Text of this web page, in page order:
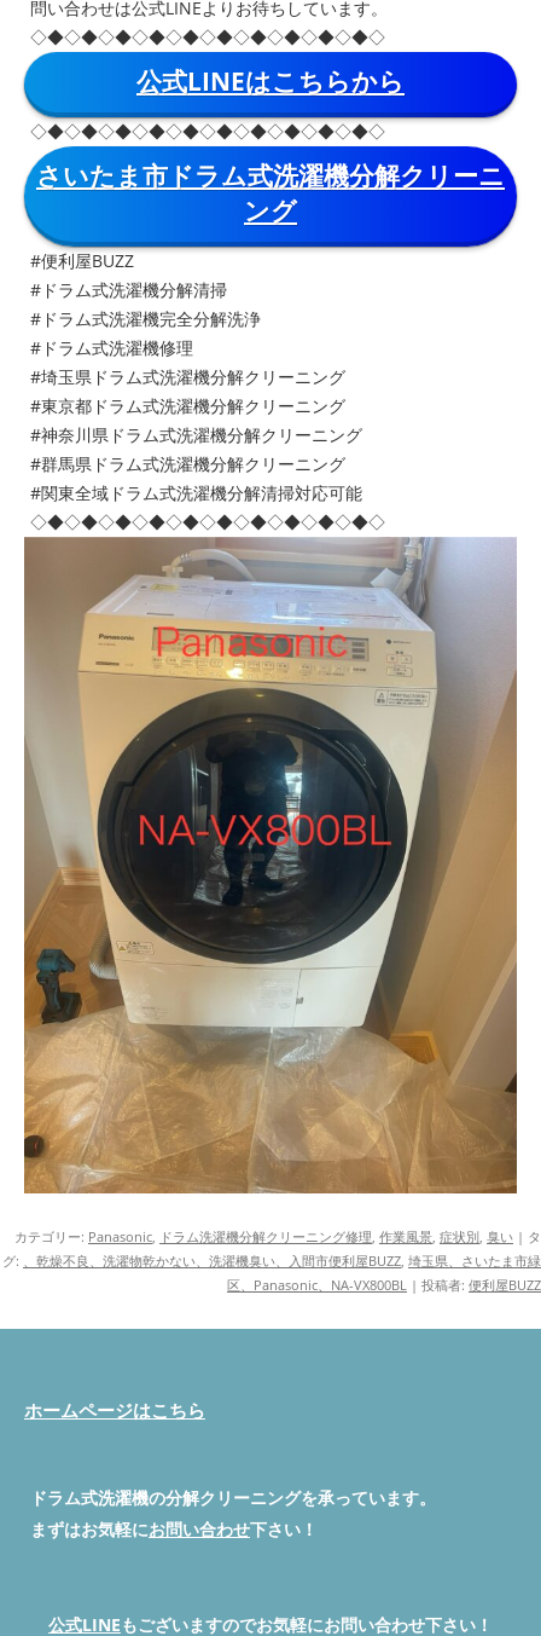
問い合わせは公式LINEよりお待ちしています。
◇◆◇◆◇◆◇◆◇◆◇◆◇◆◇◆◇◆◇◆◇
公式LINEはこちらから
◇◆◇◆◇◆◇◆◇◆◇◆◇◆◇◆◇◆◇◆◇
さいたま市ドラム式洗濯機分解クリーニ
ング
#便利屋BUZZ
#ドラム式洗濯機分解清掃
#ドラム式洗濯機完全分解洗浄
#ドラム式洗濯機修理
#埼玉県ドラム式洗濯機分解クリーニング
#東京都ドラム式洗濯機分解クリーニング
#神奈川県ドラム式洗濯機分解クリーニング
#群馬県ドラム式洗濯機分解クリーニング
#関東全域ドラム式洗濯機分解清掃対応可能
◇◆◇◆◇◆◇◆◇◆◇◆◇◆◇◆◇◆◇◆◇
カテゴリー: Panasonic, ドラム洗濯機分解クリーニング修理, 作業風景, 症状別, 臭い | タ
グ: 、乾燥不良、洗濯物乾かない、洗濯機臭い、入間市便利屋BUZZ, 埼玉県、さいたま市緑
区、Panasonic、NA-VX800BL | 投稿者: 便利屋BUZZ
ホームページはこちら
ドラム式洗濯機の分解クリーニングを承っています。
まずはお気軽にお問い合わせ下さい！
公式LINEもございますのでお気軽にお問い合わせ下さい！